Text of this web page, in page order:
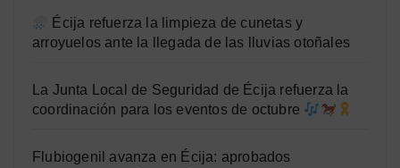
Écija refuerza la limpieza de cunetas y
arroyuelos ante la llegada de las lluvias otoñales
La Junta Local de Seguridad de Écija refuerza la
coordinación para los eventos de octubre
Flubiogenil avanza en Écija: aprobados